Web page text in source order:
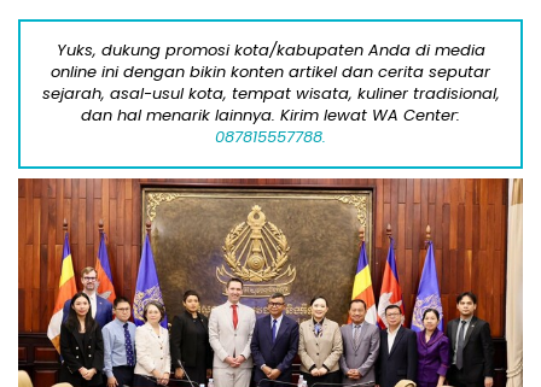
Yuks, dukung promosi kota/kabupaten Anda di media
online ini dengan bikin konten artikel dan cerita seputar
sejarah, asal-usul kota, tempat wisata, kuliner tradisional,
dan hal menarik lainnya. Kirim lewat WA Center:
087815557788.